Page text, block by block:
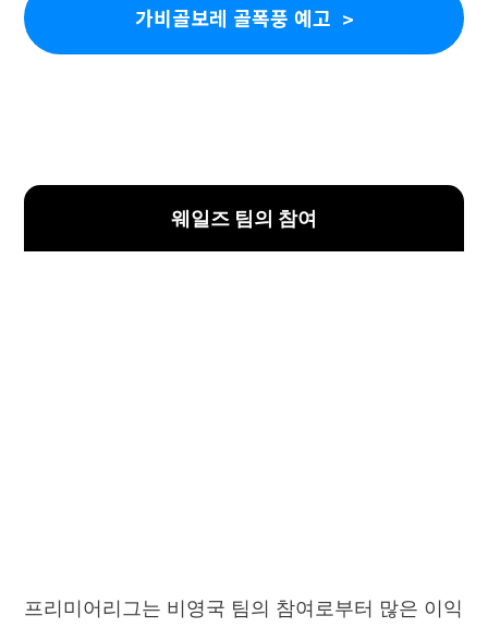
가비골보레 골폭풍 예고
웨일즈 팀의 참여
프리미어리그는 비영국 팀의 참여로부터 많은 이익